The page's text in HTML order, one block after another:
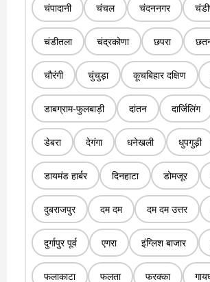
चंपादानी चंचल चंदननगर
चंडीतला चंद्रकोणा छपरा
चौरंगी चुंचुड़ा कूचबिहार दक्षिण
डाबग्राम-फुलबाड़ी दांतन दार्जिलिंग
डेबरा देगंगा धनेखली धुपगुड़ी
डायमंड हार्बर दिनहाटा डोमजूर
दुबराजपुर दम दम दम दम उत्तर
दुर्गापुर पूर्व एगरा इंग्लिश बाजार
फलाकाटा फलता फरक्का